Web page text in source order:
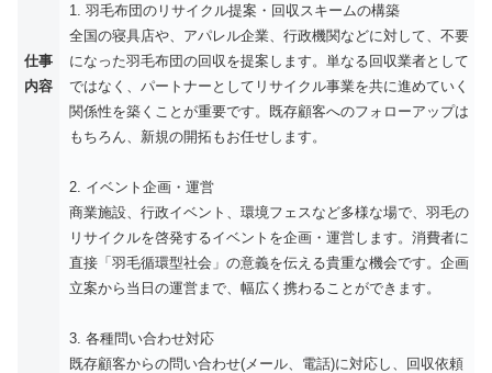
仕事
内容
1. 羽毛布団のリサイクル提案・回収スキームの構築
全国の寝具店や、アパレル企業、行政機関などに対して、不要
になった羽毛布団の回収を提案します。単なる回収業者として
ではなく、パートナーとしてリサイクル事業を共に進めていく
関係性を築くことが重要です。既存顧客へのフォローアップは
もちろん、新規の開拓もお任せします。
2. イベント企画・運営
商業施設、行政イベント、環境フェスなど多様な場で、羽毛の
リサイクルを啓発するイベントを企画・運営します。消費者に
直接「羽毛循環型社会」の意義を伝える貴重な機会です。企画
立案から当日の運営まで、幅広く携わることができます。
3. 各種問い合わせ対応
既存顧客からの問い合わせ(メール、電話)に対応し、回収依頼